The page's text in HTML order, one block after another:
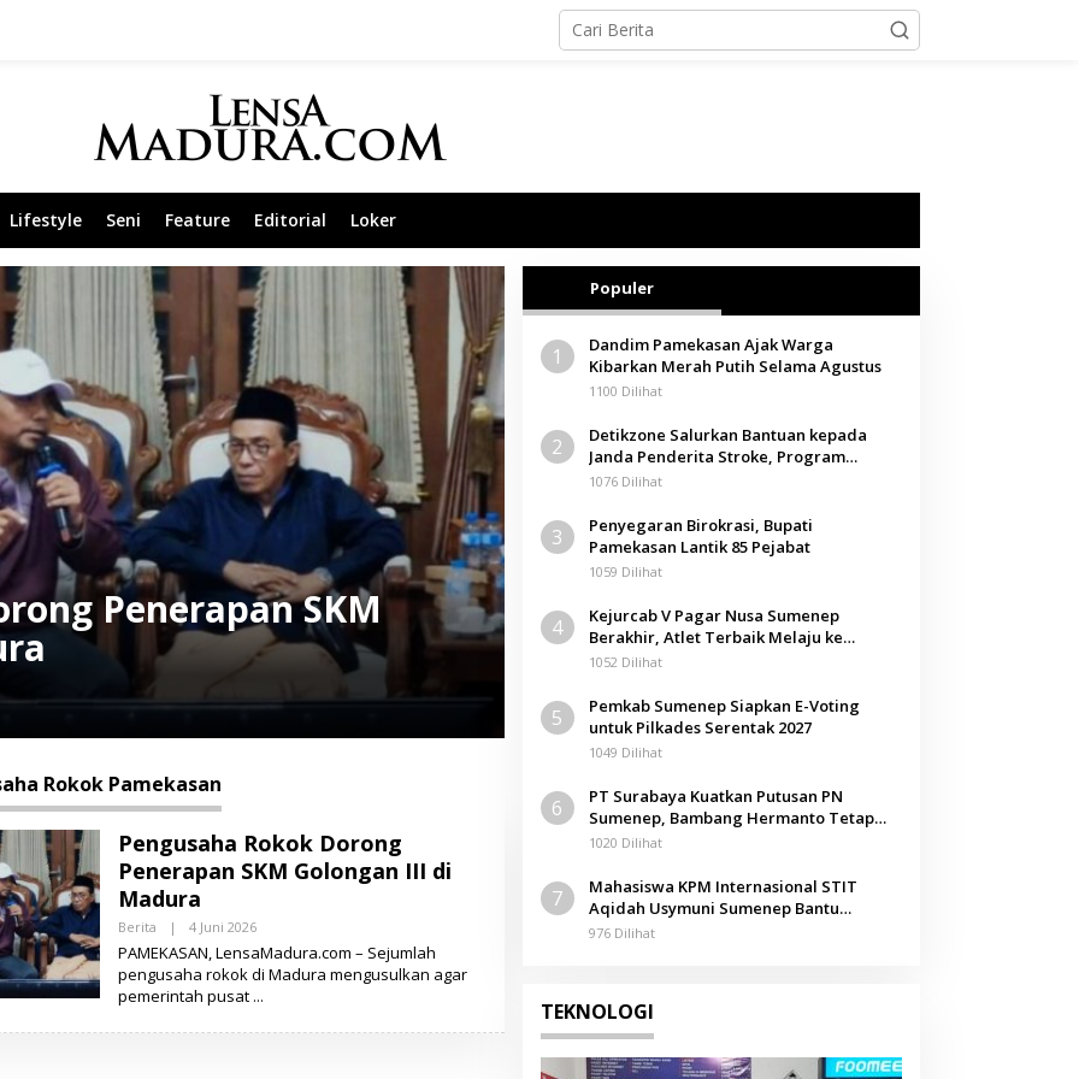
Lifestyle Seni Feature Editorial Loker
Penerapan SKM
Rokok Pamekasan
Pengusaha Rokok Dorong
Penerapan SKM Golongan III di
Madura
Berita | 4 Juni 2026O
E
H
PAMEKASAN, LensaMadura.com – Sejumlah
pengusaha rokok di Madura mengusulkan agar
pemerintah pusat
Populer
1
Dandim Pamekasan Ajak Warga
Kibarkan Merah Putih Selama Agustus
1100 Dilihat
2
Detikzone Salurkan Bantuan kepada
Janda Penderita Stroke, Program
Berbagi Masuki Hari ke-61
1076 Dilihat
3
Penyegaran Birokrasi, Bupati
Pamekasan Lantik 85 Pejabat
1059 Dilihat
4
Kejurcab V Pagar Nusa Sumenep
Berakhir, Atlet Terbaik Melaju ke
Kejurwil Jatim
1052 Dilihat
5
Pemkab Sumenep Siapkan E-Voting
untuk Pilkades Serentak 2027
1049 Dilihat
6
PT Surabaya Kuatkan Putusan PN
Sumenep, Bambang Hermanto Tetap
Dinyatakan Pemilik Sah Tanah di
1020 Dilihat
7
Mahasiswa KPM Internasional STIT
Aqidah Usymuni Sumenep Bantu
Pengurusan Jenazah WNI di Malaysia
976 Dilihat
TEKNOLOGI